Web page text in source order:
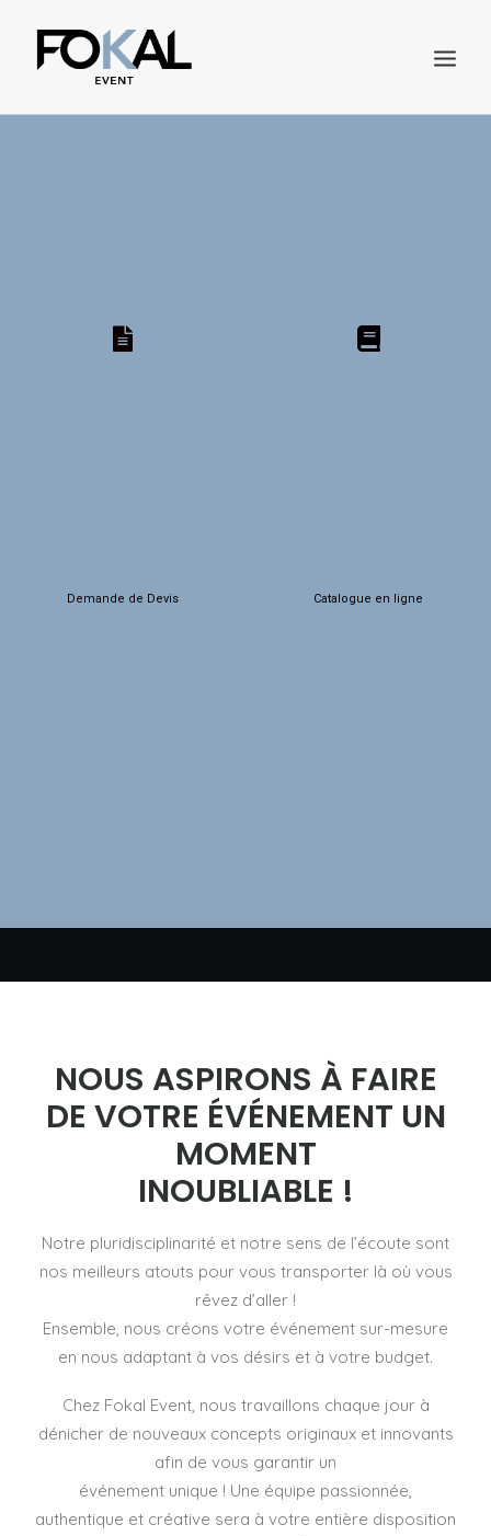
FOKAL EVENT
NOUS ASPIRONS À FAIRE
DE VOTRE ÉVÉNEMENT UN
MOMENT
INOUBLIABLE !
Notre pluridisciplinarité et notre sens de l’écoute sont
nos meilleurs atouts pour vous transporter là où vous
rêvez d’aller !
Ensemble, nous créons votre événement sur-mesure
en nous adaptant à vos désirs et à votre budget.
Chez Fokal Event, nous travaillons chaque jour à
dénicher de nouveaux concepts originaux et innovants
afin de vous garantir un
événement unique ! Une équipe passionnée,
authentique et créative sera à votre entière disposition
Demande de Devis Catalogue en ligne